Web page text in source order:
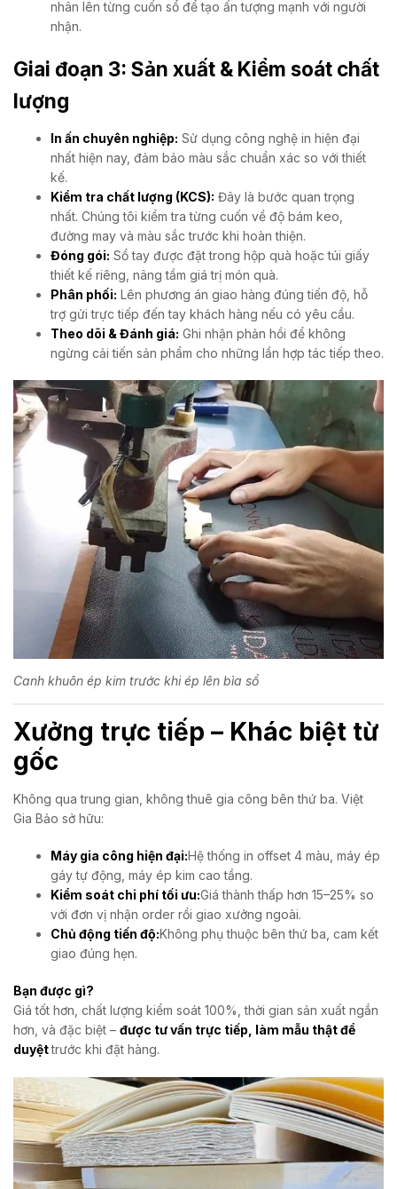
nhân lên từng cuốn sổ để tạo ấn tượng mạnh với người
nhận.
Giai đoạn 3: Sản xuất & Kiểm soát chất
lượng
In ấn chuyên nghiệp: Sử dụng công nghệ in hiện đại
nhất hiện nay, đảm bảo màu sắc chuẩn xác so với thiết
kế.
Kiểm tra chất lượng (KCS): Đây là bước quan trọng
nhất. Chúng tôi kiểm tra từng cuốn về độ bám keo,
đường may và màu sắc trước khi hoàn thiện.
Đóng gói: Sổ tay được đặt trong hộp quà hoặc túi giấy
thiết kế riêng, nâng tầm giá trị món quà.
Phân phối: Lên phương án giao hàng đúng tiến độ, hỗ
trợ gửi trực tiếp đến tay khách hàng nếu có yêu cầu.
Theo dõi & Đánh giá: Ghi nhận phản hồi để không
ngừng cải tiến sản phẩm cho những lần hợp tác tiếp theo.
Canh khuôn ép kim trước khi ép lên bìa sổ
Xưởng trực tiếp – Khác biệt từ
gốc
Không qua trung gian, không thuê gia công bên thứ ba. Việt
Gia Bảo sở hữu:
Máy gia công hiện đại:Hệ thống in offset 4 màu, máy ép
gáy tự động, máy ép kim cao tầng.
Kiểm soát chi phí tối ưu:Giá thành thấp hơn 15–25% so
với đơn vị nhận order rồi giao xưởng ngoài.
Chủ động tiến độ:Không phụ thuộc bên thứ ba, cam kết
giao đúng hẹn.
Bạn được gì?
Giá tốt hơn, chất lượng kiểm soát 100%, thời gian sản xuất ngắn
hơn, và đặc biệt – được tư vấn trực tiếp, làm mẫu thật để
duyệttrước khi đặt hàng.